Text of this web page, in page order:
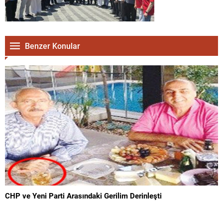
Benzer Konular
CHP ve Yeni Parti Arasındaki Gerilim Derinleşti